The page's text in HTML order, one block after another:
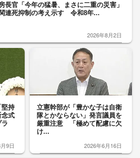
長官「今年の猛暑、まさに二重の災害」
連死抑制の考え示す 令和8年...
2026年8月2日
持
式
9日
立憲幹部が「豊かな子は自衛
隊とかならない」発言議員を
厳重注意 「極めて配慮に欠
け...
2026年6月16日